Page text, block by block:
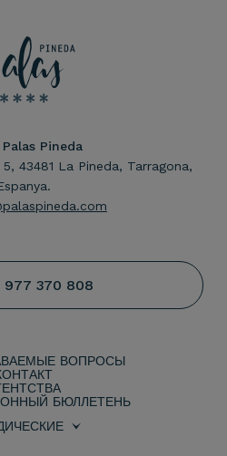
Pineda
43481 La Pineda, Tarragona,
977 370 808
ВОПРОСЫ
БЮЛЛЕТЕНЬ